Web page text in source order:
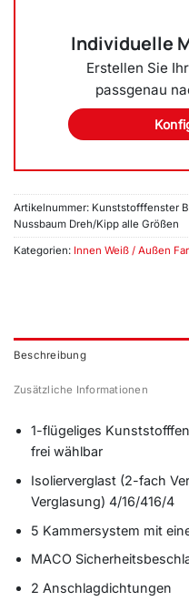
Individuelle
Erstellen Sie
passgenau
Artikelnummer: Kunststofffenster
Nussbaum Dreh/Kipp alle Größen
Kategorien: Innen Weiß / Außen
Beschreibung
Zusätzliche Informationen
1-flügeliges
frei wählbar
Isolierverglast (2-fach
Verglasung) 4/16/416/4
5 Kammersystem mit
MACO
2 Anschlagdichtungen